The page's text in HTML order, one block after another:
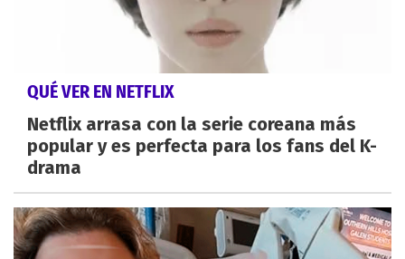
QUÉ VER EN NETFLIX
Netflix arrasa con la serie coreana más
popular y es perfecta para los fans del K-
drama